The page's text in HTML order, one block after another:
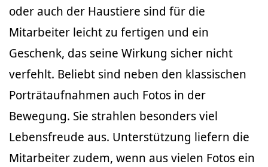
oder auch der Haustiere sind für die
Mitarbeiter leicht zu fertigen und ein
Geschenk, das seine Wirkung sicher nicht
verfehlt. Beliebt sind neben den klassischen
Porträtaufnahmen auch Fotos in der
Bewegung. Sie strahlen besonders viel
Lebensfreude aus. Unterstützung liefern die
Mitarbeiter zudem, wenn aus vielen Fotos ein